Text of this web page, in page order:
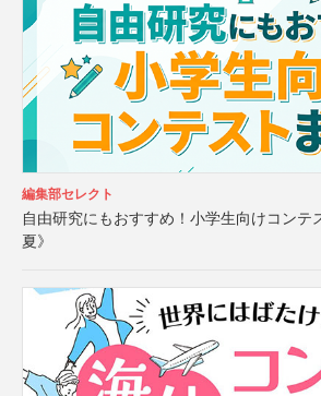
編集部セレクト
自由研究にもおすすめ！小学生向けコンテ
夏》